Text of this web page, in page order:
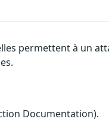
permettent à un
Documentation).